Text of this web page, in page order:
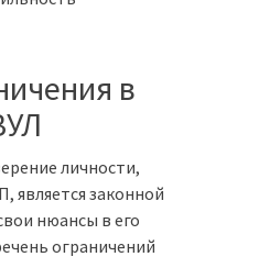
в
личности,
является законной
нюансы в его
ограничений